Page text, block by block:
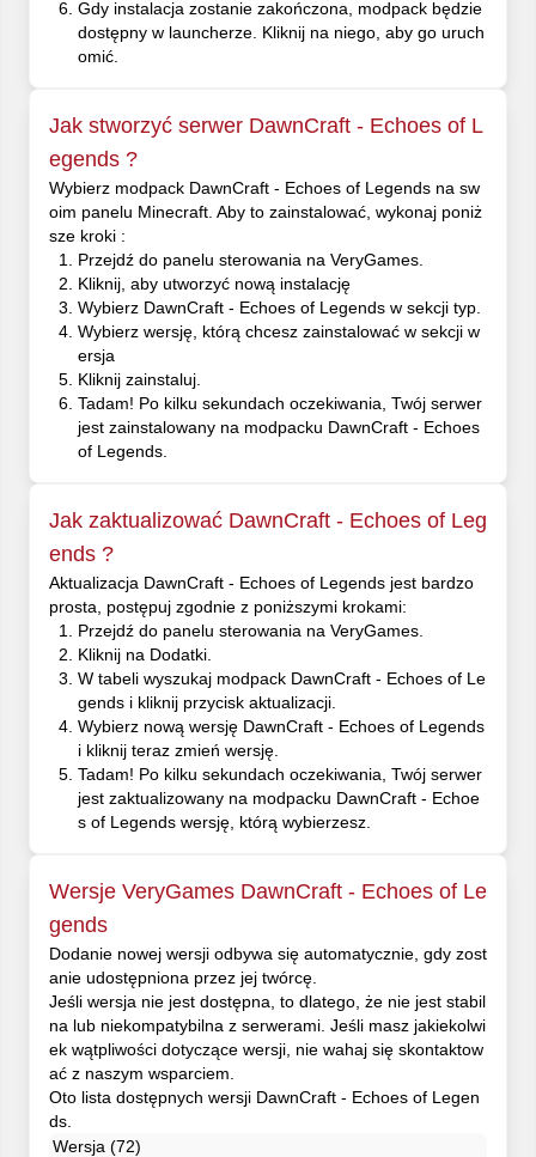
Gdy instalacja zostanie zakończona, modpack będzie
dostępny w launcherze. Kliknij na niego, aby go uruch
omić.
Jak stworzyć serwer DawnCraft - Echoes of L
egends ?
Wybierz modpack DawnCraft - Echoes of Legends na sw
oim panelu Minecraft. Aby to zainstalować, wykonaj poniż
sze kroki :
Przejdź do panelu sterowania na VeryGames.
Kliknij, aby utworzyć nową instalację
Wybierz DawnCraft - Echoes of Legends w sekcji typ.
Wybierz wersję, którą chcesz zainstalować w sekcji w
ersja
Kliknij zainstaluj.
Tadam! Po kilku sekundach oczekiwania, Twój serwer
jest zainstalowany na modpacku DawnCraft - Echoes
of Legends.
Jak zaktualizować DawnCraft - Echoes of Leg
ends ?
Aktualizacja DawnCraft - Echoes of Legends jest bardzo
prosta, postępuj zgodnie z poniższymi krokami:
Przejdź do panelu sterowania na VeryGames.
Kliknij na Dodatki.
W tabeli wyszukaj modpack DawnCraft - Echoes of Le
gends i kliknij przycisk aktualizacji.
Wybierz nową wersję DawnCraft - Echoes of Legends
i kliknij teraz zmień wersję.
Tadam! Po kilku sekundach oczekiwania, Twój serwer
jest zaktualizowany na modpacku DawnCraft - Echoe
s of Legends wersję, którą wybierzesz.
Wersje VeryGames DawnCraft - Echoes of Le
gends
Dodanie nowej wersji odbywa się automatycznie, gdy zost
anie udostępniona przez jej twórcę.
Jeśli wersja nie jest dostępna, to dlatego, że nie jest stabil
na lub niekompatybilna z serwerami. Jeśli masz jakiekolwi
ek wątpliwości dotyczące wersji, nie wahaj się skontaktow
ać z naszym wsparciem.
Oto lista dostępnych wersji DawnCraft - Echoes of Legen
ds.
Wersja (72)